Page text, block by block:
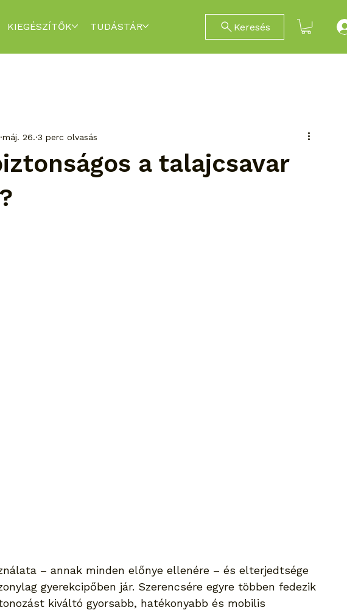
KIEGÉSZÍTŐK TUDÁSTÁR Keresés
a talajcsavar
máj. 26. 3 perc olvasás
– annak minden előnye ellenére – és elterjedtsége
gyerekcipőben jár. Szerencsére egyre többen fedezik
kiváltó gyorsabb, hatékonyabb és mobilis